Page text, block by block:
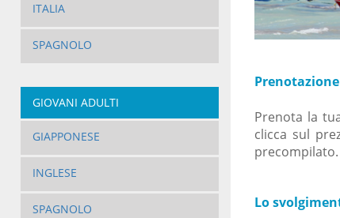
ITALIA
SPAGNOLO
GIOVANI ADULTI
GIAPPONESE
INGLESE
SPAGNOLO
Prenota la
clicca sul
Lo